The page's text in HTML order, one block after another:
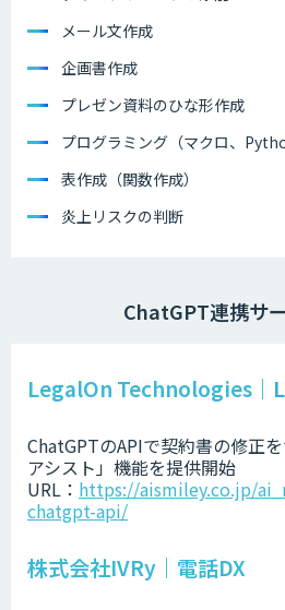
メール文作成
企画書作成
プレゼン資料のひな形作成
プログラミング（マクロ、
表作成（関数作成）
炎上リスクの判断
ChatGPT連携サ
LegalOn Technologies｜
ChatGPTのAPIで契約書の修正
アシスト」機能を提供開始
URL： https://aismiley.co.jp/
chatgpt-api/
株式会社IVRy｜電話DX